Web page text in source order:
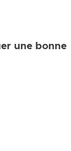
une bonne